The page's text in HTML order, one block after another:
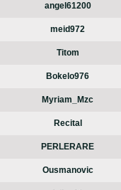
angel61200
meid972
Titom
Bokelo976
Myriam_Mzc
Recital
PERLERARE
Ousmanovic